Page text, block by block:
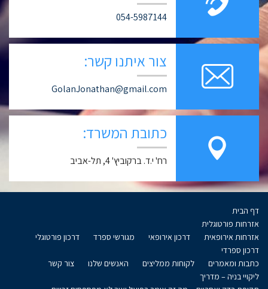
054-5987144
צור איתנו קשר:
GolanJonathan@gmail.com
כתובת המשרד:
רח' י.ד. ברקוביץ' 4, תל-אביב
דף הבית
אזרחות פורטוגלית
אזרחות אירופאית
דרכון אירופאי מגורשי ספרד
דרכון פורטוגלי
דרכון ספרדי
כתבות ומאמרים
לקוחות ממליצים האנשים שלנו
צור קשר
ליקויי בניה – מדריך